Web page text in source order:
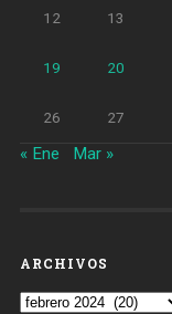
12 13
19 20
26 27
« Ene Mar »
ARCHIVOS
Archivos